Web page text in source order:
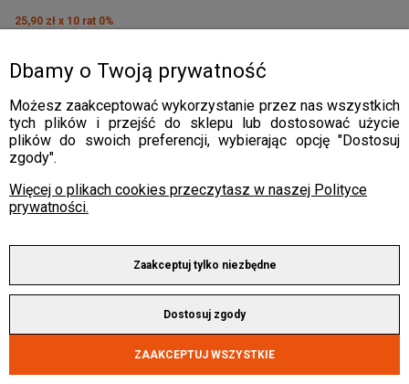
25,90 zł x 10 rat 0%
Dbamy o Twoją prywatność
Możesz zaakceptować wykorzystanie przez nas wszystkich
tych plików i przejść do sklepu lub dostosować użycie
plików do swoich preferencji, wybierając opcję "Dostosuj
zgody".
Więcej o plikach cookies przeczytasz w naszej Polityce
prywatności.
Zaakceptuj tylko niezbędne
Dostosuj zgody
ZAAKCEPTUJ WSZYSTKIE